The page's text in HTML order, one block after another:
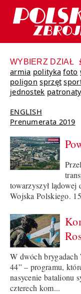
WYBIERZ DZIAŁ
armia polityka foto
poligon sprzęt
jednostek
ENGLISH
Prenumerata 2019
towarzyszył
Wojska Polskiego.
W dwóch
44” – programu,
nasycenie batalionu
czterech kom...